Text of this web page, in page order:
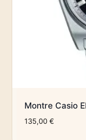
Montre Casio
135,00 €